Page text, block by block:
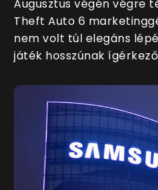
Augusztus végén végre
Theft Auto 6
nem volt túl elegáns
játék hosszúnak